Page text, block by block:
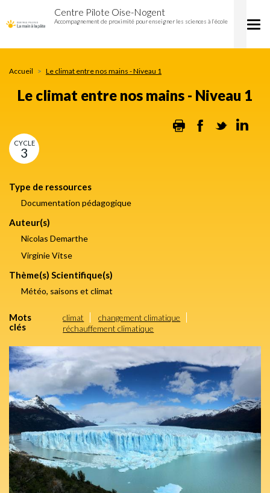
climat
entre
Niveau
au
contenu
Centre Pilote Oise-Nogent
Accompagnement de proximité pour enseigner les sciences à l’école
Accueil Le climat entre nos mains - Niveau 1
Le climat entre nos mains - Niveau 1
Print Facebook
Twitter
CYCLE
3
Type de ressources
Documentation pédagogique
Auteur(s)
Nicolas Demarthe
Virginie Vitse
Thème(s) Scientifique(s)
Météo, saisons et climat
Mots
clés
climat
changement climatique
réchauffement climatique